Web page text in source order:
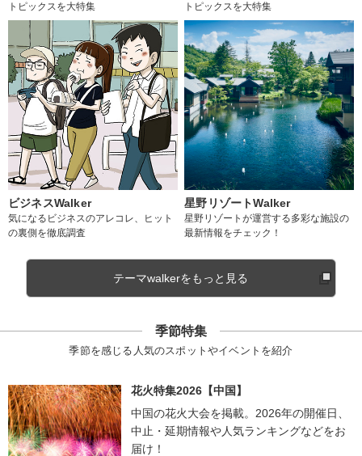
トピックスを大特集
トピックスを大特集
ビジネスWalker
気になるビジネスのアレコレ、ヒット
の裏側を徹底調査
星野リゾートWalker
星野リゾートが運営する多彩な施設の
最新情報をチェック！
テーマwalkerをもっと見る
季節特集
季節を感じる人気のスポットやイベントを紹介
花火特集2026【中国】
中国の花火大会を掲載。2026年の開催日、
中止・延期情報や人気ランキングなどをお
届け！